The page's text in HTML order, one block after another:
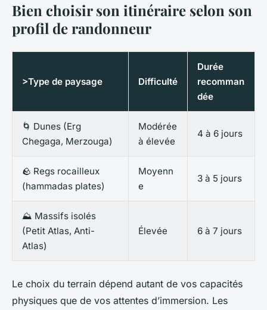
Bien choisir son itinéraire selon son
profil de randonneur
>Type de paysage Difficulté
Durée
recomman
dée
🌀 Dunes (Erg
Chegaga, Merzouga)
Modérée
à élevée
4 à 6 jours
🪨 Regs rocailleux
(hammadas plates)
Moyenn
e
3 à 5 jours
⛰️ Massifs isolés
(Petit Atlas, Anti-
Atlas)
Élevée 6 à 7 jours
Le choix du terrain dépend autant de vos capacités
physiques que de vos attentes d’immersion. Les